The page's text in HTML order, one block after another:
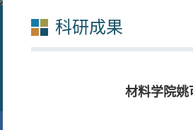
科研成果
材料学院姚